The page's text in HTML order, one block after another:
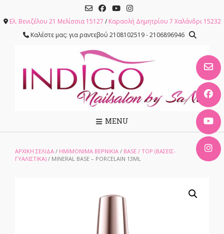
content
Ελ. Βενιζέλου 21 Μελίσσια 15127 / Καραολή Δημητρίου 7 Χαλάνδρι 15232
Καλέστε μας: για ραντεβού 2108102519 - 2106896946
MENU
ΑΡΧΙΚΉ ΣΕΛΊΔΑ / ΗΜΙΜΟΝΙΜΑ ΒΕΡΝΙΚΙΑ / BASE / TOP (ΒΆΣΕΙΣ-
ΓΥΑΛΙΣΤΙΚΆ) / MINERAL BASE – PORCELAIN 13ML